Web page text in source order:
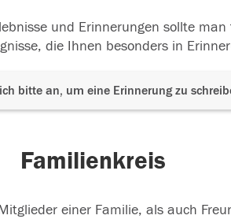
und Erinnerungen sollte man
die Ihnen besonders in
bitte an, um eine Erinnerung zu
Familienkreis
einer Familie, als auch